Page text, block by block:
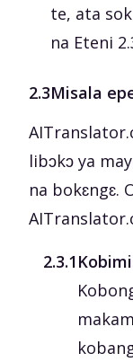
te, ata
na Eteni
2.3Misala
libɔkɔ ya
na bokɛngɛ.
‎2.3.1